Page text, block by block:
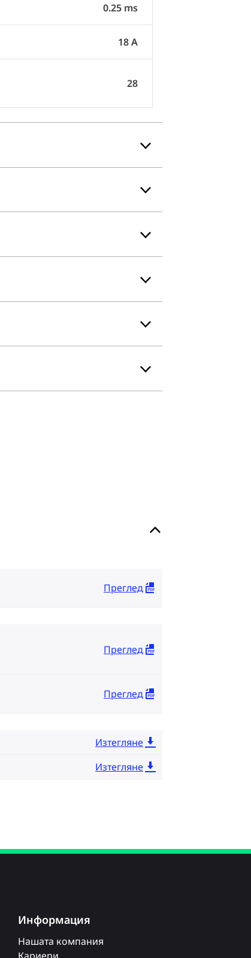
0.25 ms
18 A
28
Преглед
Преглед
Преглед
Изтегляне
Изтегляне
Информация
Нашата компания